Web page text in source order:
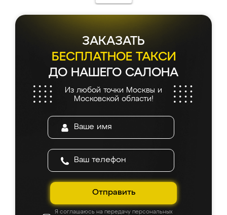
ЗАКАЗАТЬ
БЕСПЛАТНОЕ ТАКСИ
ДО НАШЕГО САЛОНА
Из любой точки Москвы и
Московской области!
Отправить
Я соглашаюсь на передачу персональных